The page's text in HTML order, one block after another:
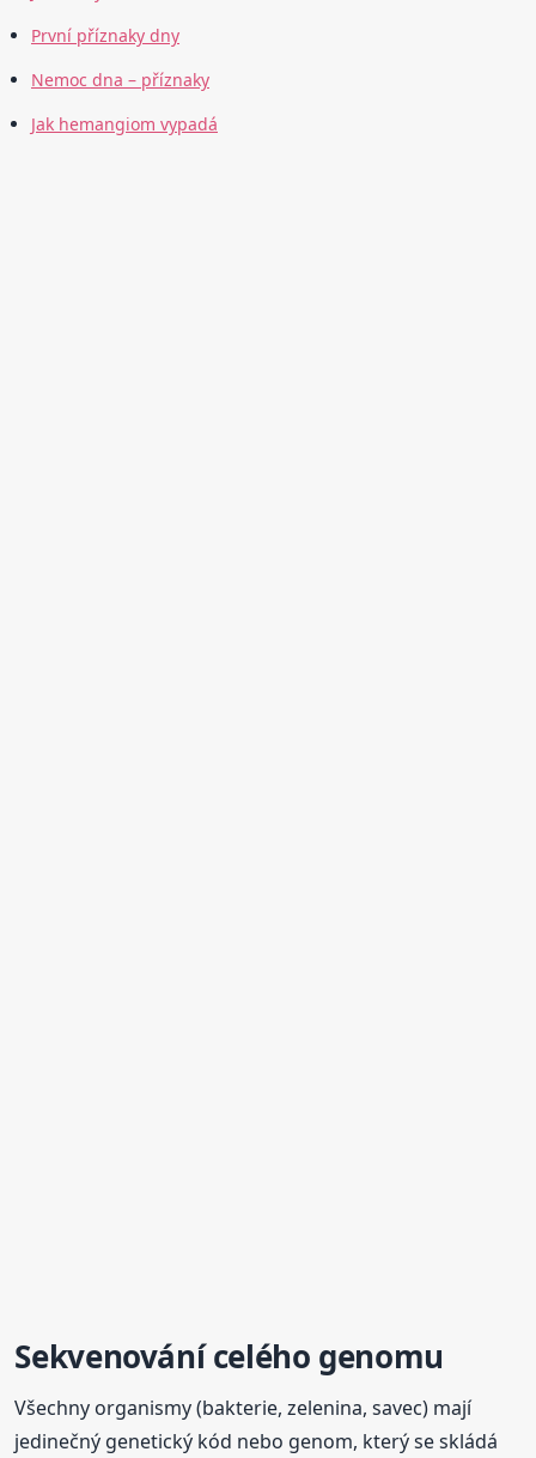
První příznaky dny
Nemoc dna – příznaky
Jak hemangiom vypadá
Sekvenování celého genomu
Všechny organismy (bakterie, zelenina, savec) mají
jedinečný genetický kód nebo genom, který se skládá